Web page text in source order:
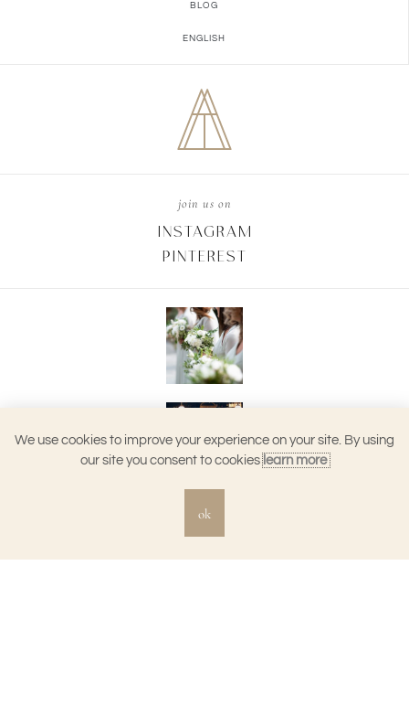
BLOG
ENGLISH
join us on
INSTAGRAM
PINTEREST
We use cookies to improve your experience on your site. By using
our site you consent to cookieslearn more
ok